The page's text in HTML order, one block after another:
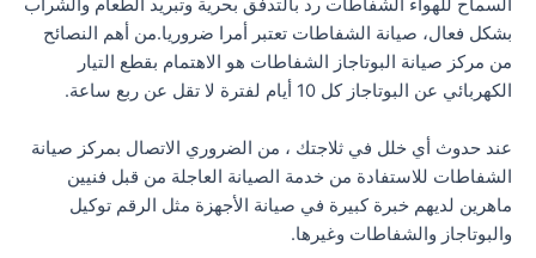
السماح للهواء الشفاطات رد بالتدفق بحرية وتبريد الطعام والشراب
بشكل فعال، صيانة الشفاطات تعتبر أمرا ضروريا.من أهم النصائح
من مركز صيانة البوتاجاز الشفاطات هو الاهتمام بقطع التيار
الكهربائي عن البوتاجاز كل 10 أيام لفترة لا تقل عن ربع ساعة.
عند حدوث أي خلل في ثلاجتك ، من الضروري الاتصال بمركز صيانة
الشفاطات للاستفادة من خدمة الصيانة العاجلة من قبل فنيين
ماهرين لديهم خبرة كبيرة في صيانة الأجهزة مثل الرقم توكيل
والبوتاجاز والشفاطات وغيرها.